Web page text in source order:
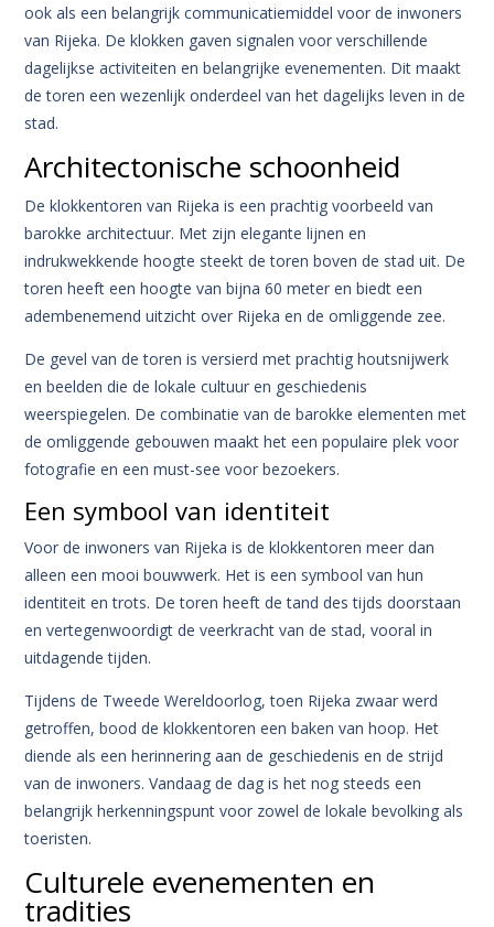
ook als een belangrijk communicatiemiddel voor de inwoners
van Rijeka. De klokken gaven signalen voor verschillende
dagelijkse activiteiten en belangrijke evenementen. Dit maakt
de toren een wezenlijk onderdeel van het dagelijks leven in de
stad.
Architectonische schoonheid
De klokkentoren van Rijeka is een prachtig voorbeeld van
barokke architectuur. Met zijn elegante lijnen en
indrukwekkende hoogte steekt de toren boven de stad uit. De
toren heeft een hoogte van bijna 60 meter en biedt een
adembenemend uitzicht over Rijeka en de omliggende zee.
De gevel van de toren is versierd met prachtig houtsnijwerk
en beelden die de lokale cultuur en geschiedenis
weerspiegelen. De combinatie van de barokke elementen met
de omliggende gebouwen maakt het een populaire plek voor
fotografie en een must-see voor bezoekers.
Een symbool van identiteit
Voor de inwoners van Rijeka is de klokkentoren meer dan
alleen een mooi bouwwerk. Het is een symbool van hun
identiteit en trots. De toren heeft de tand des tijds doorstaan
en vertegenwoordigt de veerkracht van de stad, vooral in
uitdagende tijden.
Tijdens de Tweede Wereldoorlog, toen Rijeka zwaar werd
getroffen, bood de klokkentoren een baken van hoop. Het
diende als een herinnering aan de geschiedenis en de strijd
van de inwoners. Vandaag de dag is het nog steeds een
belangrijk herkenningspunt voor zowel de lokale bevolking als
toeristen.
Culturele evenementen en
tradities